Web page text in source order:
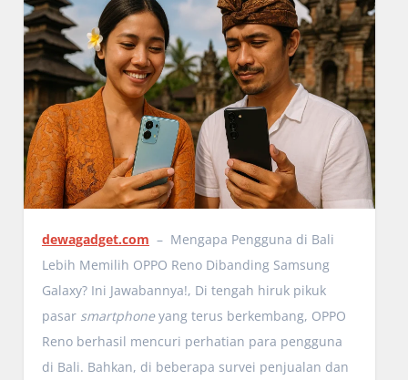
dewagadget.com – Mengapa Pengguna di Bali
Lebih Memilih OPPO Reno Dibanding Samsung
Galaxy? Ini Jawabannya!, Di tengah hiruk pikuk
pasar smartphoneyang terus berkembang, OPPO
Reno berhasil mencuri perhatian para pengguna
di Bali. Bahkan, di beberapa survei penjualan dan